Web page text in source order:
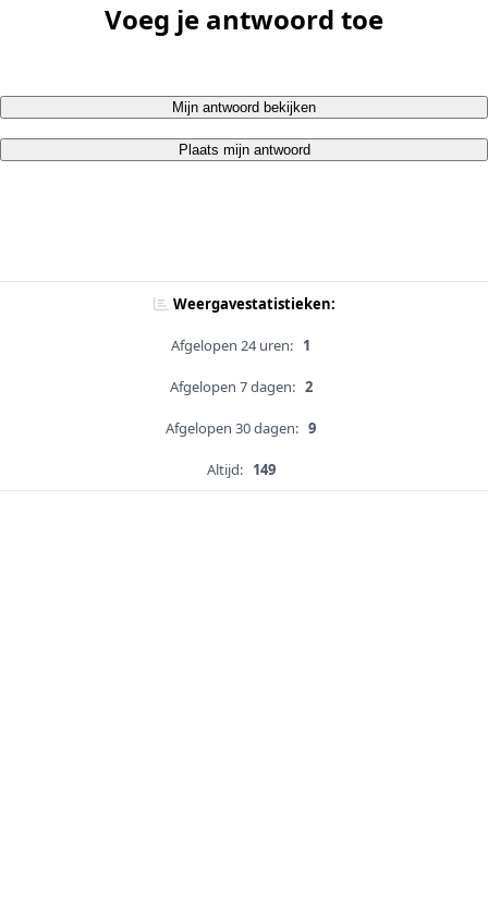
Voeg je antwoord toe
Mijn antwoord bekijken
Plaats mijn antwoord
Weergavestatistieken:
Afgelopen 24 uren: 1
Afgelopen 7 dagen: 2
Afgelopen 30 dagen: 9
Altijd: 149